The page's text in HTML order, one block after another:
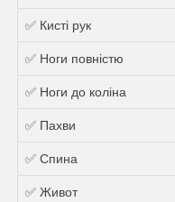
✅ Кисті рук
✅ Ноги повністю
✅ Ноги до коліна
✅ Пахви
✅ Спина
✅ Живот